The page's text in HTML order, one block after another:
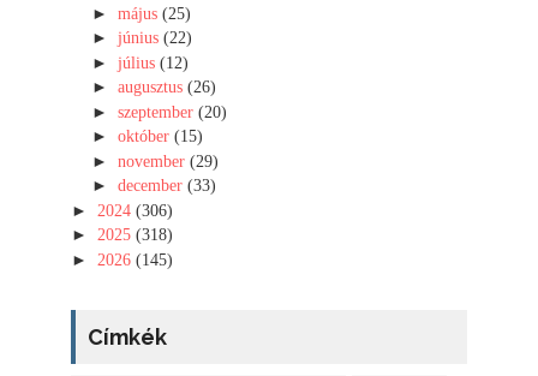
► május (25)
► június (22)
► július (12)
► augusztus (26)
► szeptember (20)
► október (15)
► november (29)
► december (33)
► 2024 (306)
► 2025 (318)
► 2026 (145)
Címkék